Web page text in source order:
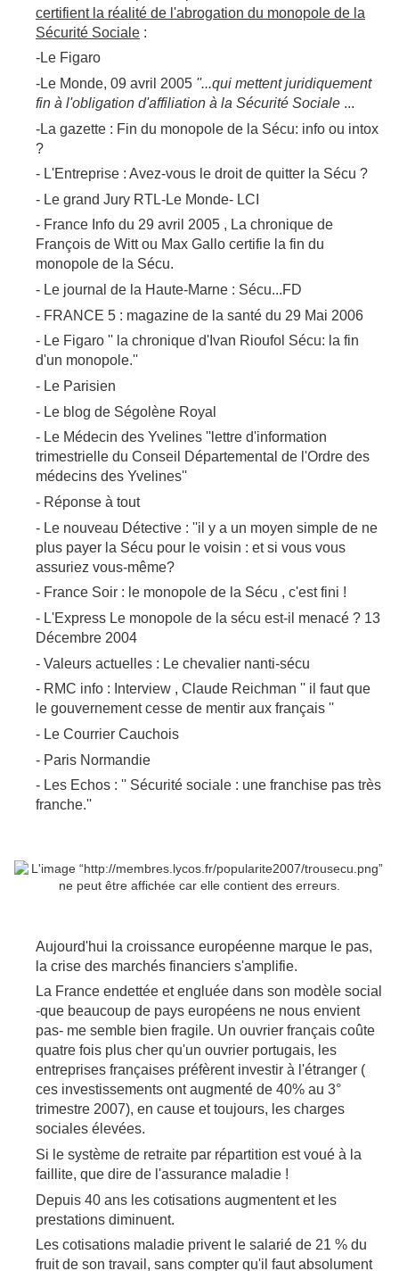
certifient la réalité de l'abrogation du monopole de la
Sécurité Sociale :
-Le Figaro
-Le Monde, 09 avril 2005 ''...qui mettent juridiquement
fin à l'obligation d'affiliation à la Sécurité Sociale ...
-La gazette : Fin du monopole de la Sécu: info ou intox
?
- L'Entreprise : Avez-vous le droit de quitter la Sécu ?
- Le grand Jury RTL-Le Monde- LCI
- France Info du 29 avril 2005 , La chronique de
François de Witt ou Max Gallo certifie la fin du
monopole de la Sécu.
- Le journal de la Haute-Marne : Sécu...FD
- FRANCE 5 : magazine de la santé du 29 Mai 2006
- Le Figaro '' la chronique d'Ivan Rioufol Sécu: la fin
d'un monopole.''
- Le Parisien
- Le blog de Ségolène Royal
- Le Médecin des Yvelines ''lettre d'information
trimestrielle du Conseil Départemental de l'Ordre des
médecins des Yvelines''
- Réponse à tout
- Le nouveau Détective : ''il y a un moyen simple de ne
plus payer la Sécu pour le voisin : et si vous vous
assuriez vous-même?
- France Soir : le monopole de la Sécu , c'est fini !
- L'Express Le monopole de la sécu est-il menacé ? 13
Décembre 2004
- Valeurs actuelles : Le chevalier nanti-sécu
- RMC info : Interview , Claude Reichman '' il faut que
le gouvernement cesse de mentir aux français ''
- Le Courrier Cauchois
- Paris Normandie
- Les Echos : '' Sécurité sociale : une franchise pas très
franche.''
Aujourd'hui la croissance européenne marque le pas,
la crise des marchés financiers s'amplifie.
La France endettée et engluée dans son modèle social
-que beaucoup de pays européens ne nous envient
pas- me semble bien fragile. Un ouvrier français coûte
quatre fois plus cher qu'un ouvrier portugais, les
entreprises françaises préfèrent investir à l'étranger (
ces investissements ont augmenté de 40% au 3°
trimestre 2007), en cause et toujours, les charges
sociales élevées.
Si le système de retraite par répartition est voué à la
faillite, que dire de l'assurance maladie !
Depuis 40 ans les cotisations augmentent et les
prestations diminuent.
Les cotisations maladie privent le salarié de 21 % du
fruit de son travail, sans compter qu'il faut absolument